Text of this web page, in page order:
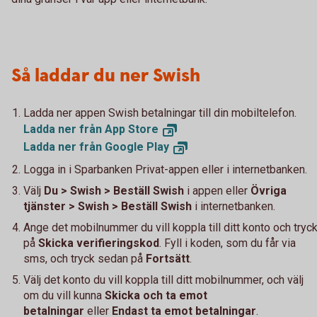
Så laddar du ner Swish
Ladda ner appen Swish betalningar till din mobiltelefon.
Ladda ner från App Store
Ladda ner från Google Play
Logga in i Sparbanken Privat-appen eller i internetbanken.
Välj Du > Swish > Beställ Swish i appen eller Övriga
tjänster > Swish > Beställ Swish i internetbanken.
Ange det mobilnummer du vill koppla till ditt konto och tryck
på Skicka verifieringskod. Fyll i koden, som du får via
sms, och tryck sedan på Fortsätt.
Välj det konto du vill koppla till ditt mobilnummer, och välj
om du vill kunna Skicka och ta emot
betalningar eller Endast ta emot betalningar.